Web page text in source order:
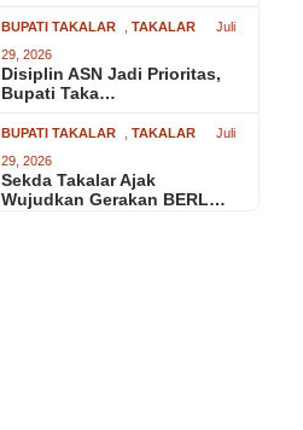
BUPATI TAKALAR ,TAKALAR
Juli
29, 2026
Disiplin ASN Jadi Prioritas,
Bupati Taka…
BUPATI TAKALAR ,TAKALAR
Juli
29, 2026
Sekda Takalar Ajak
Wujudkan Gerakan BERL…